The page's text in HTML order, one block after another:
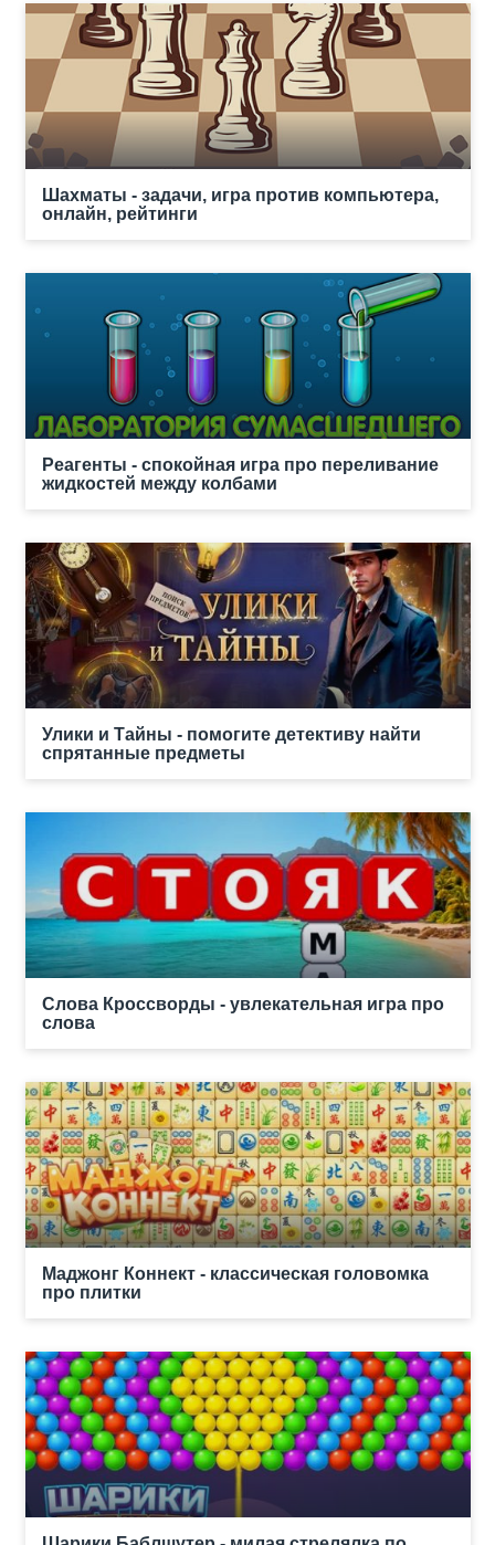
Шахматы - задачи, игра против компьютера,
онлайн, рейтинги
Реагенты - спокойная игра про переливание
жидкостей между колбами
Улики и Тайны - помогите детективу найти
спрятанные предметы
Слова Кроссворды - увлекательная игра про
слова
Маджонг Коннект - классическая головомка
про плитки